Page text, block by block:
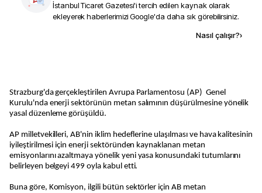
İstanbul Ticaret Gazetesi'i tercih edilen kaynak olarak
ekleyerek haberlerimizi Google'da daha sık görebilirsiniz.
Nasıl çalışır?›
Strazburg'da gerçekleştirilen Avrupa Parlamentosu (AP) Genel
Kurulu'nda enerji sektörünün metan salımının düşürülmesine yönelik
yasal düzenleme görüşüldü.
AP milletvekilleri, AB'nin iklim hedeflerine ulaşılması ve hava kalitesinin
iyileştirilmesi için enerji sektöründen kaynaklanan metan
emisyonlarını azaltmaya yönelik yeni yasa konusundaki tutumlarını
belirleyen belgeyi 499 oyla kabul etti.
Buna göre, Komisyon, ilgili bütün sektörler için AB metan